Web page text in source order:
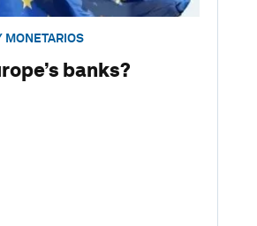
MONETARIOS
banks?